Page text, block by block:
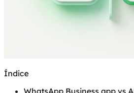
Índice